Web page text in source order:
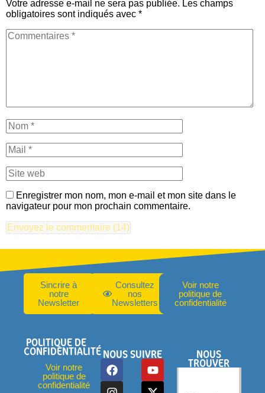
Votre adresse e-mail ne sera pas publiée. Les champs
obligatoires sont indiqués avec *
Enregistrer mon nom, mon e-mail et mon site dans le
navigateur pour mon prochain commentaire.
Sincrire à
notre
Newsletter
Consultez
nos
Newsletters
Voir notre
politique de
confidentialité
POLITIQUE DE
CONFIDENTIALITÉ
Voir notre
politique de
confidentialité
NOUS SUIVRE NOUS
TROUVER